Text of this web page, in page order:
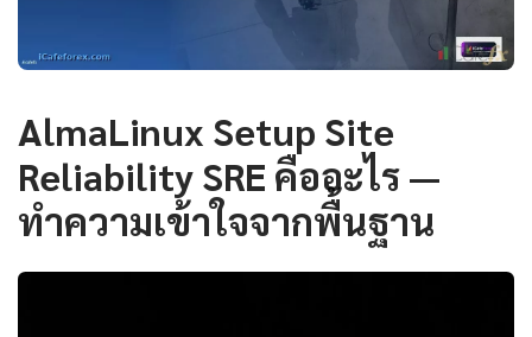
AlmaLinux Setup Site
Reliability SRE คืออะไร —
ทำความเข้าใจจากพื้นฐาน